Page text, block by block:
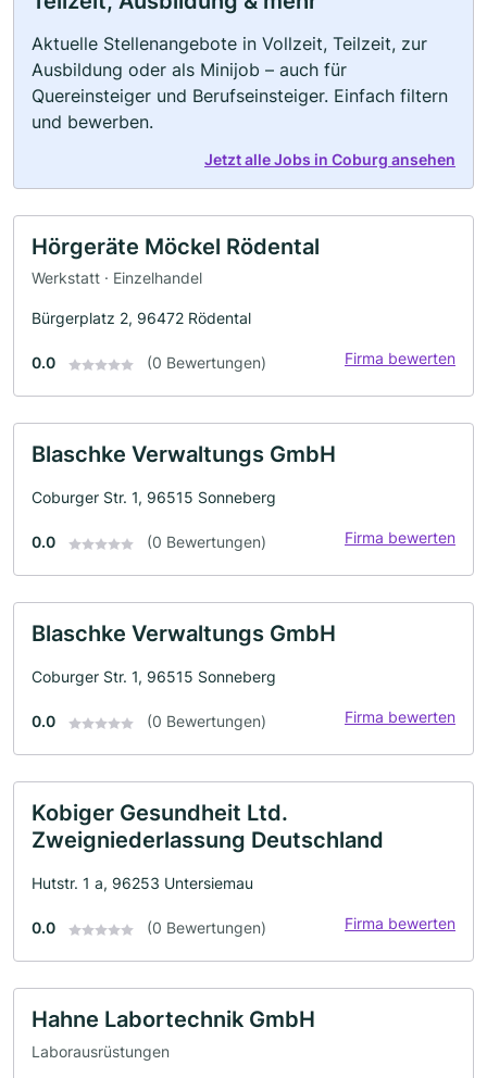
Aktuelle Stellenangebote in Vollzeit, Teilzeit, zur
Ausbildung oder als Minijob – auch für
Quereinsteiger und Berufseinsteiger. Einfach filtern
und bewerben.
Jetzt alle Jobs in Coburg ansehen
Hörgeräte Möckel Rödental
Werkstatt · Einzelhandel
Bürgerplatz 2, 96472 Rödental
0.0 (0 Bewertungen) Firma bewerten
Blaschke Verwaltungs GmbH
Coburger Str. 1, 96515 Sonneberg
0.0 (0 Bewertungen) Firma bewerten
Blaschke Verwaltungs GmbH
Coburger Str. 1, 96515 Sonneberg
0.0 (0 Bewertungen) Firma bewerten
Kobiger Gesundheit Ltd.
Zweigniederlassung Deutschland
Hutstr. 1 a, 96253 Untersiemau
0.0 (0 Bewertungen) Firma bewerten
Hahne Labortechnik GmbH
Laborausrüstungen